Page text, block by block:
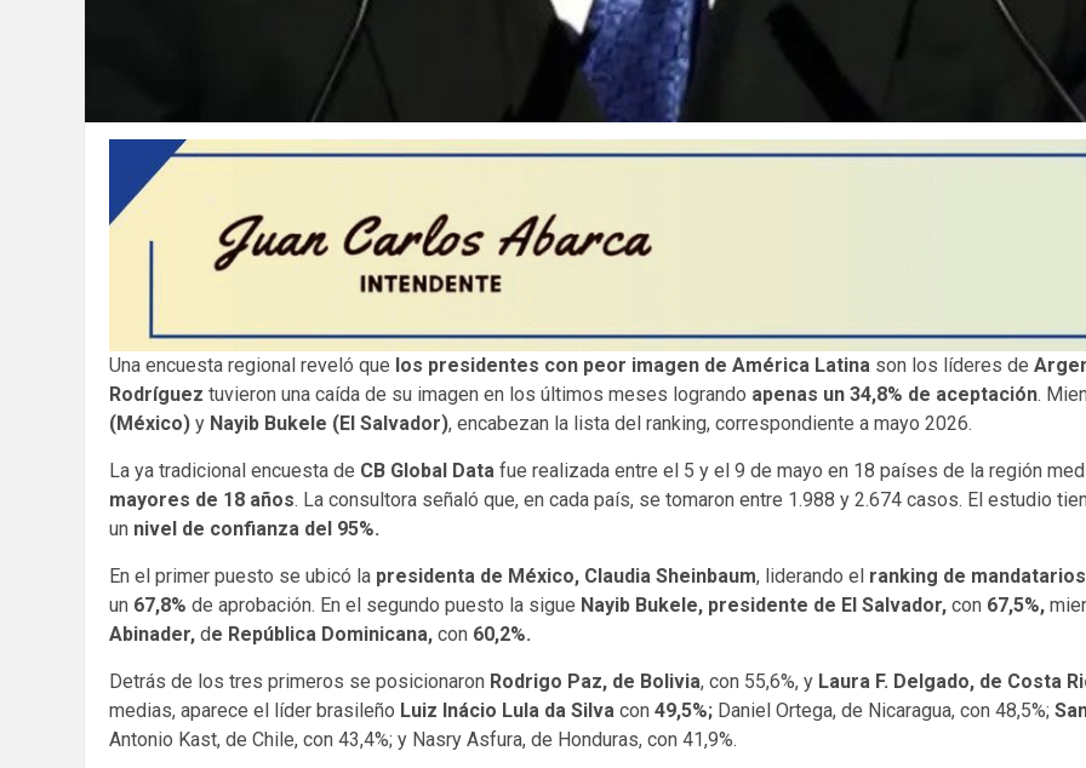
Una encuesta regional reveló que los presidentes con peor imagen de América Latina son los líderes de
Rodríguez tuvieron una caída de su imagen en los últimos meses logrando apenas un 34,8% de aceptación.
(México) y Nayib Bukele (El Salvador), encabezan la lista del ranking, correspondiente a mayo 2026.
La ya tradicional encuesta de CB Global Data fue realizada entre el 5 y el 9 de mayo en 18 países de la región
mayores de 18 años. La consultora señaló que, en cada país, se tomaron entre 1.988 y 2.674 casos. El estudio
un nivel de confianza del 95%.
En el primer puesto se ubicó la presidenta de México, Claudia Sheinbaum, liderando el ranking de
un 67,8% de aprobación. En el segundo puesto la sigue Nayib Bukele, presidente de El Salvador, con 67,5%,
Abinader, de República Dominicana, con 60,2%.
Detrás de los tres primeros se posicionaron Rodrigo Paz, de Bolivia, con 55,6%, y Laura F. Delgado, de Costa
medias, aparece el líder brasileño Luiz Inácio Lula da Silva con 49,5%; Daniel Ortega, de Nicaragua, con 48,5%;
Antonio Kast, de Chile, con 43,4%; y Nasry Asfura, de Honduras, con 41,9%.